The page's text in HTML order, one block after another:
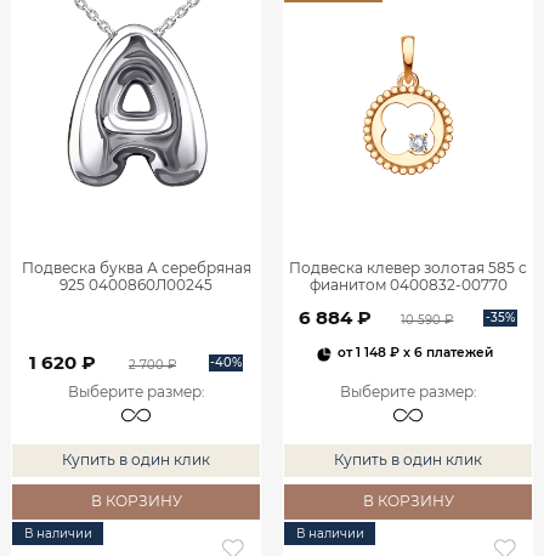
Подвеска буква А серебряная
925 0400860Л00245
1 620 ₽ 2 700 ₽ -40%
Выберите размер:
Купить в один клик
В КОРЗИНУ
Подвеска клевер золотая 585 с
фианитом 0400832-00770
6 884 ₽ 10 590 ₽ -35%
от1 148 ₽ x 6 платежей
Выберите размер:
Купить в один клик
В КОРЗИНУ
В наличии В наличии